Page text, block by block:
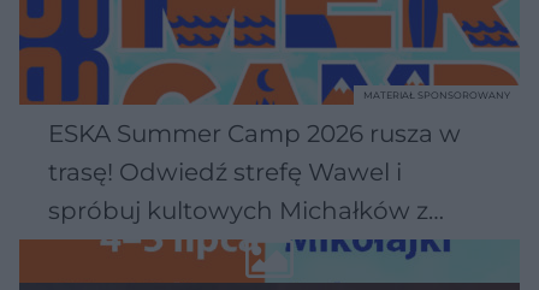
ESKA Summer Camp 2026 rusza w
trasę! Odwiedź strefę Wawel i
spróbuj kultowych Michałków z
Wawelu
MATERIAŁ SPONSOROWANY